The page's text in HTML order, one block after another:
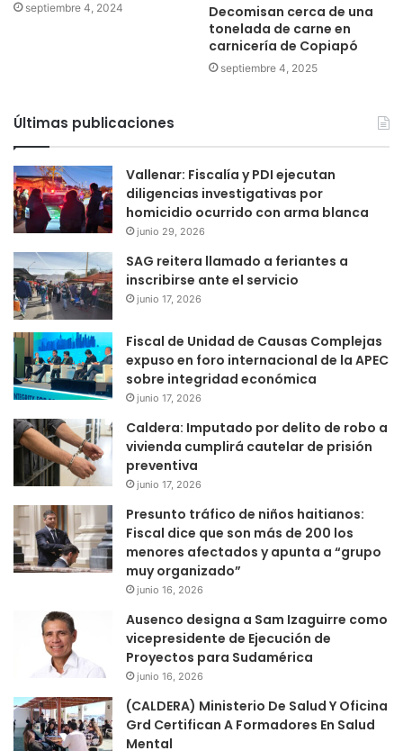
septiembre 4, 2024
Decomisan cerca de una
tonelada de carne en
carnicería de Copiapó
septiembre 4, 2025
Últimas publicaciones
Vallenar: Fiscalía y PDI ejecutan
diligencias investigativas por
homicidio ocurrido con arma blanca
junio 29, 2026
SAG reitera llamado a feriantes a
inscribirse ante el servicio
junio 17, 2026
Fiscal de Unidad de Causas Complejas
expuso en foro internacional de la APEC
sobre integridad económica
junio 17, 2026
Caldera: Imputado por delito de robo a
vivienda cumplirá cautelar de prisión
preventiva
junio 17, 2026
Presunto tráfico de niños haitianos:
Fiscal dice que son más de 200 los
menores afectados y apunta a “grupo
muy organizado”
junio 16, 2026
Ausenco designa a Sam Izaguirre como
vicepresidente de Ejecución de
Proyectos para Sudamérica
junio 16, 2026
(CALDERA) Ministerio De Salud Y Oficina
Grd Certifican A Formadores En Salud
Mental